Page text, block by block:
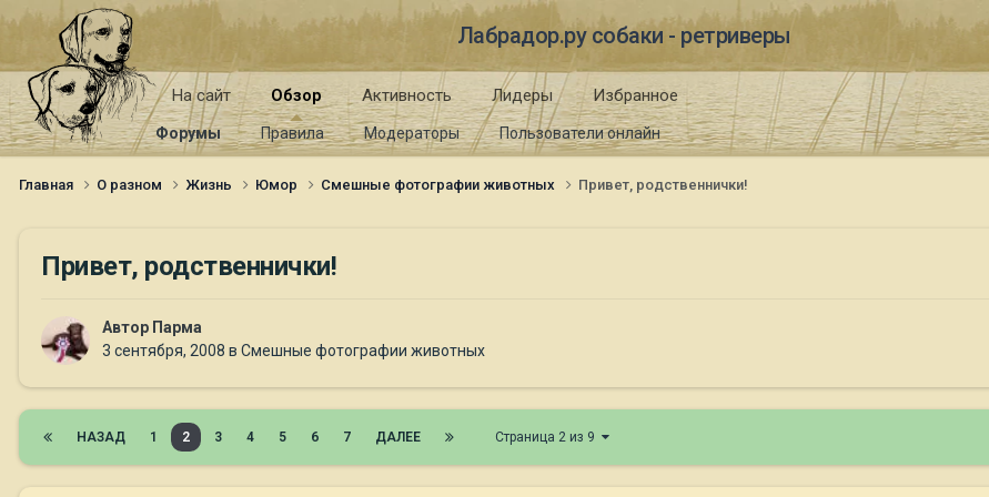
Лабрадор.ру собаки - ретриверы
На сайт Обзор
Форумы Правила Модераторы Пользователи онлайн
Активность Лидеры Избранное
Главная О разном Жизнь Юмор Смешные фотографии животных Привет, родственнички!
Привет, родственнички!
Автор Парма
3 сентября, 2008 в Смешные фотографии животных
НАЗАД 1 2 3 4 5 6 7 ДАЛЕЕ Страница 2 из 9